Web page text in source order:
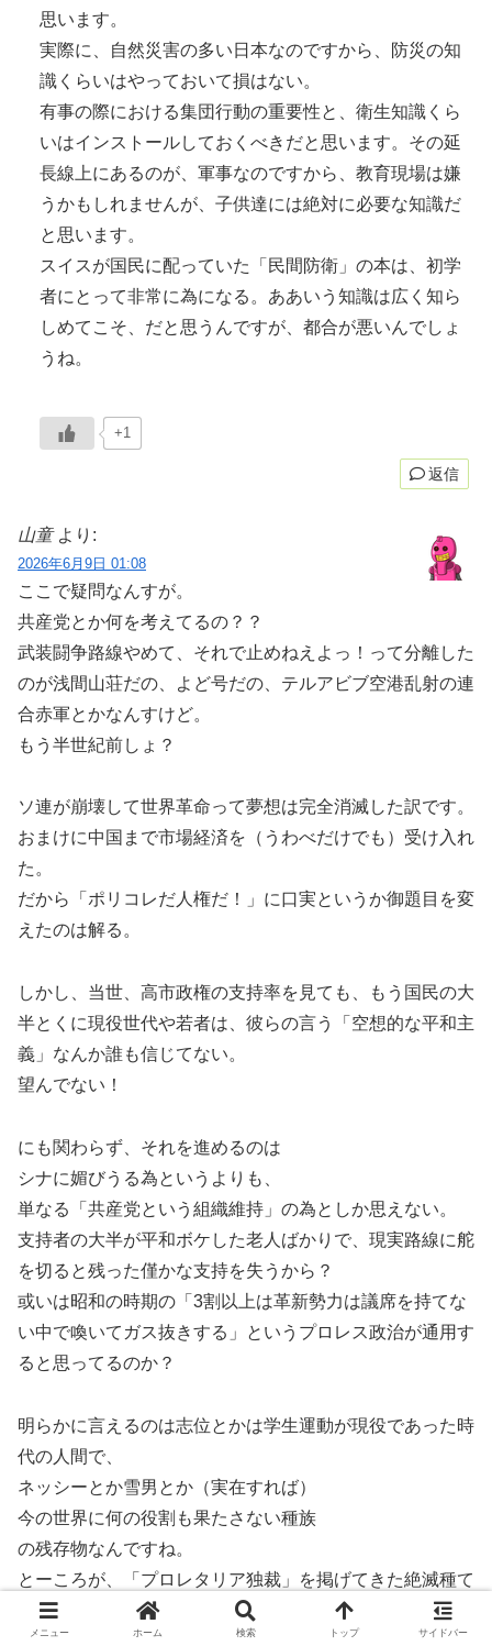
思います。
実際に、自然災害の多い日本なのですから、防災の知
識くらいはやっておいて損はない。
有事の際における集団行動の重要性と、衛生知識くら
いはインストールしておくべきだと思います。その延
長線上にあるのが、軍事なのですから、教育現場は嫌
うかもしれませんが、子供達には絶対に必要な知識だ
と思います。
スイスが国民に配っていた「民間防衛」の本は、初学
者にとって非常に為になる。ああいう知識は広く知ら
しめてこそ、だと思うんですが、都合が悪いんでしょ
うね。
+1
返信
山童 より:
2026年6月9日 01:08
ここで疑問なんすが。
共産党とか何を考えてるの？？
武装闘争路線やめて、それで止めねえよっ！って分離した
のが浅間山荘だの、よど号だの、テルアビブ空港乱射の連
合赤軍とかなんすけど。
もう半世紀前しょ？
ソ連が崩壊して世界革命って夢想は完全消滅した訳です。
おまけに中国まで市場経済を（うわべだけでも）受け入れ
た。
だから「ポリコレだ人権だ！」に口実というか御題目を変
えたのは解る。
しかし、当世、高市政権の支持率を見ても、もう国民の大
半とくに現役世代や若者は、彼らの言う「空想的な平和主
義」なんか誰も信じてない。
望んでない！
にも関わらず、それを進めるのは
シナに媚びうる為というよりも、
単なる「共産党という組織維持」の為としか思えない。
支持者の大半が平和ボケした老人ばかりで、現実路線に舵
を切ると残った僅かな支持を失うから？
或いは昭和の時期の「3割以上は革新勢力は議席を持てな
い中で喚いてガス抜きする」というプロレス政治が通用す
ると思ってるのか？
明らかに言えるのは志位とかは学生運動が現役であった時
代の人間で、
ネッシーとか雪男とか（実在すれば）
今の世界に何の役割も果たさない種族
の残存物なんですね。
とーころが、「プロレタリア独裁」を掲げてきた絶滅種て
あるにも関わらず、未だに院政を強いて実権を持っ。
これは本質的に「中央委員会には逆らえない」という共産
メニュー ホーム 検索 トップ サイドバー